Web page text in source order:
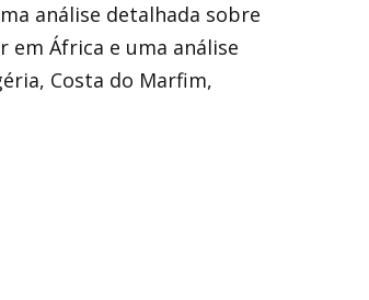
análise detalhada sobre
África e uma análise
Costa do Marfim,